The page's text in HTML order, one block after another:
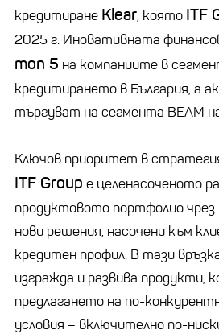
кредитиране Klear, която ITF
2025 г. Иновативната
топ 5 на компаниите в
кредитирането в България, а
търгуват на сегмента ВЕАМ
Ключов приоритет в
ITF Group е целенасоченото
продуктовото портфолио чрез
нови решения, насочени към
кредитен профил. В тази
изгражда и развива продукти,
предлагането на по-
условия – включително по-